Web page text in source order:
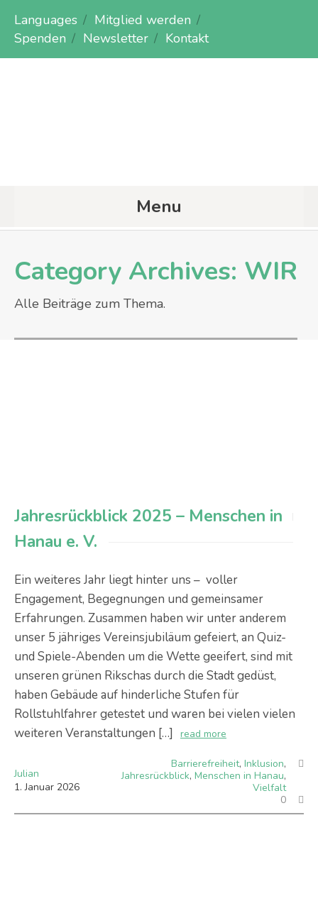
Languages
Mitglied werden
Spenden
Newsletter Kontakt
Menu
Category Archives: WIR
Alle Beiträge zum Thema.
Jahresrückblick 2025 – Menschen in
Hanau e. V.
Ein weiteres Jahr liegt hinter uns – voller
Engagement, Begegnungen und gemeinsamer
Erfahrungen. Zusammen haben wir unter anderem
unser 5 jähriges Vereinsjubiläum gefeiert, an Quiz-
und Spiele-Abenden um die Wette geeifert, sind mit
unseren grünen Rikschas durch die Stadt gedüst,
haben Gebäude auf hinderliche Stufen für
Rollstuhlfahrer getestet und waren bei vielen vielen
weiteren Veranstaltungen […]
read more
Julian
1. Januar 2026
Barrierefreiheit, Inklusion,
Jahresrückblick, Menschen in Hanau,
Vielfalt
0